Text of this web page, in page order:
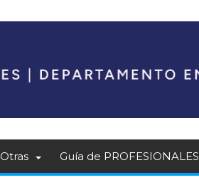
Otras Guía de PROFESIONALES